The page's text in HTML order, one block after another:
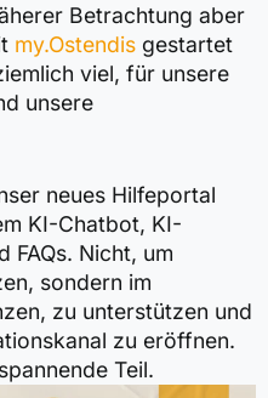
Betrachtung aber
my.Ostendis gestartet
viel, für unsere
unsere
neues Hilfeportal
KI-Chatbot, KI-
FAQs. Nicht, um
sondern im
zu unterstützen und
zu eröffnen.
Teil.